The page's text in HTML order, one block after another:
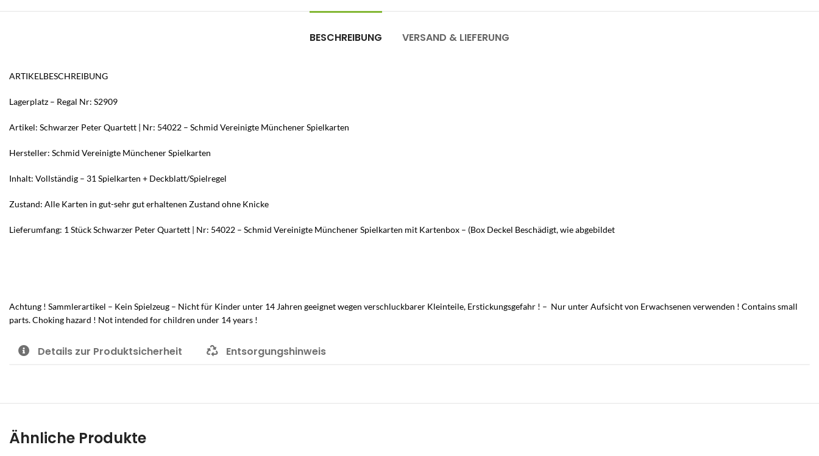
BESCHREIBUNG VERSAND & LIEFERUNG
ARTIKELBESCHREIBUNG
Lagerplatz – Regal Nr: S2909
Artikel: Schwarzer Peter Quartett | Nr: 54022 – Schmid Vereinigte Münchener Spielkarten
Hersteller: Schmid Vereinigte Münchener Spielkarten
Inhalt: Vollständig – 31 Spielkarten + Deckblatt/Spielregel
Zustand: Alle Karten in gut-sehr gut erhaltenen Zustand ohne Knicke
Lieferumfang: 1 Stück Schwarzer Peter Quartett | Nr: 54022 – Schmid Vereinigte Münchener Spielkarten mit Kartenbox – (Box Deckel Beschädigt, wie abgebildet
Achtung ! Sammlerartikel – Kein Spielzeug – Nicht für Kinder unter 14 Jahren geeignet wegen verschluckbarer Kleinteile, Erstickungsgefahr ! – Nur unter Aufsicht von Erwachsenen verwenden ! Contains small
parts. Choking hazard ! Not intended for children under 14 years !
Details zur Produktsicherheit Entsorgungshinweis
Ähnliche Produkte